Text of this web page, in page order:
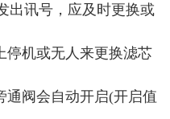
出讯号，应及时更换或
停机或无人来更换滤芯
通阀会自动开启(开启值